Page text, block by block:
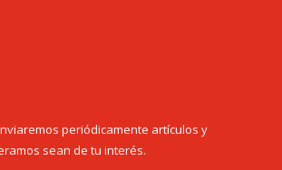
periódicamente artículos y
sean de tu interés.